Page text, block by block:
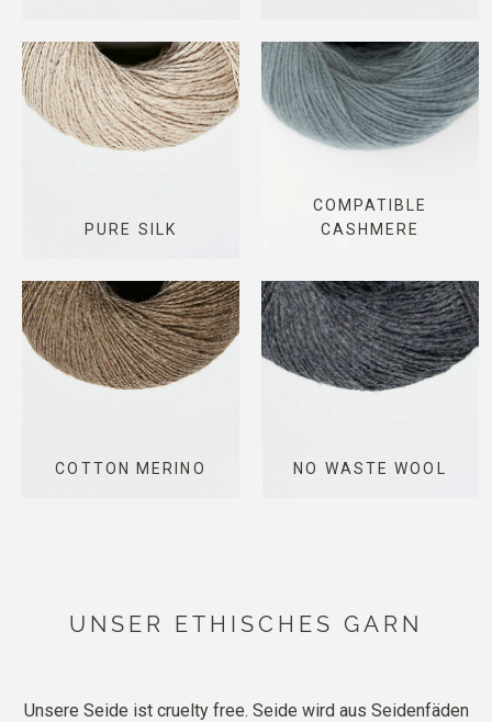
PURE SILK
COMPATIBLE
CASHMERE
COTTON MERINO NO WASTE WOOL
UNSER ETHISCHES GARN
Unsere Seide ist cruelty free. Seide wird aus Seidenfäden